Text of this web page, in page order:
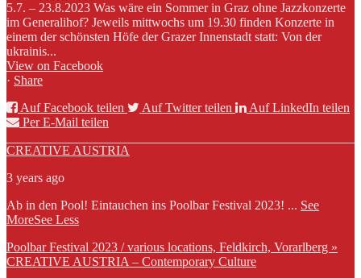
5.7. – 23.8.2023 Was wäre ein Sommer in Graz ohne Jazzkonzerte
im Generalihof? Jeweils mittwochs um 19.30 finden Konzerte in
einem der schönsten Höfe der Grazer Innenstadt statt: Von der
ukrainis...
View on Facebook
· Share
Auf Facebook teilen
Auf Twitter teilen
Auf LinkedIn teilen
Per E-Mail teilen
CREATIVE AUSTRIA
3 years ago
Ab in den Pool! Eintauchen ins Poolbar Festival 2023! ... See
MoreSee Less
Poolbar Festival 2023 / various locations, Feldkirch, Vorarlberg »
CREATIVE AUSTRIA – Contemporary Culture